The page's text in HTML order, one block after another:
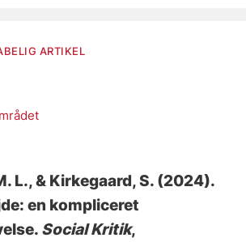
ARTIKEL
L., & Kirkegaard, S. (2024).
en kompliceret
. Social Kritik,